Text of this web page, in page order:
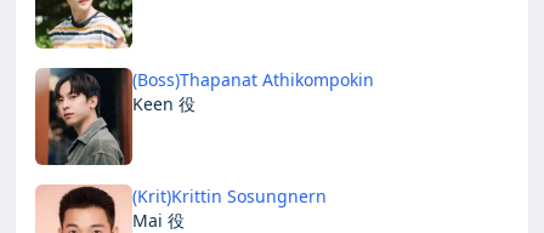
(Boss)Thapanat Athikompokin
Keen 役
(Krit)Krittin Sosungnern
Mai 役